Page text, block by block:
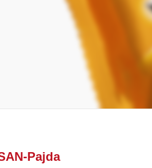
Pajda